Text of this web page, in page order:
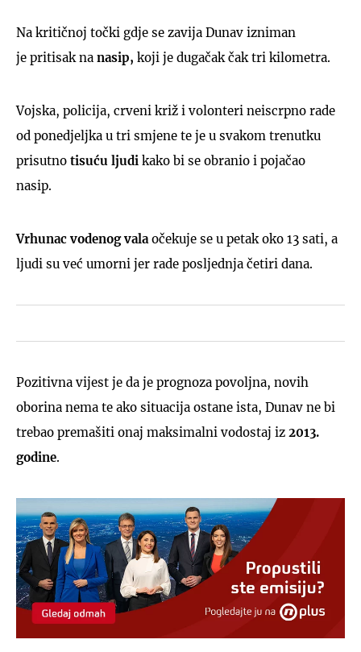
Na kritičnoj točki gdje se zavija Dunav izniman
je pritisak na nasip, koji je dugačak čak tri kilometra.
Vojska, policija, crveni križ i volonteri neiscrpno rade
od ponedjeljka u tri smjene te je u svakom trenutku
prisutno tisuću ljudi kako bi se obranio i pojačao
nasip.
Vrhunac vodenog vala očekuje se u petak oko 13 sati, a
ljudi su već umorni jer rade posljednja četiri dana.
Pozitivna vijest je da je prognoza povoljna, novih
oborina nema te ako situacija ostane ista, Dunav ne bi
trebao premašiti onaj maksimalni vodostaj iz 2013.
godine.